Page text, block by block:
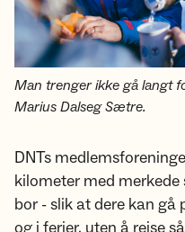
Man trenger ikke gå langt
Marius Dalseg Sætre.
DNTs
kilometer med
bor - slik at dere kan gå